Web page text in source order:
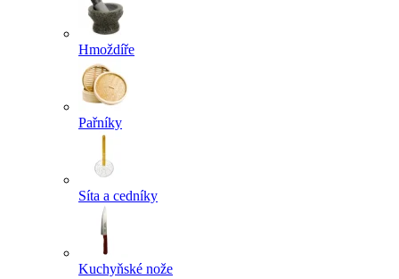
Hmoždíře
Pařníky
Síta a cedníky
Kuchyňské nože